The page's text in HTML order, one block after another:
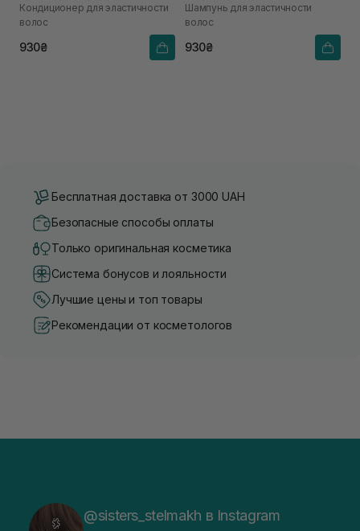
Кондиционер для эластичности
волос
930₴
Шампунь для эластичности
волос
930₴
Бесплатная доставка от 3000 UAH
Безопасные способы оплаты
Только оригинальная косметика
Система бонусов и лояльности
Лучшие цены и топ товары
Рекомендации от косметологов
@sisters_stelmakh в Instagram